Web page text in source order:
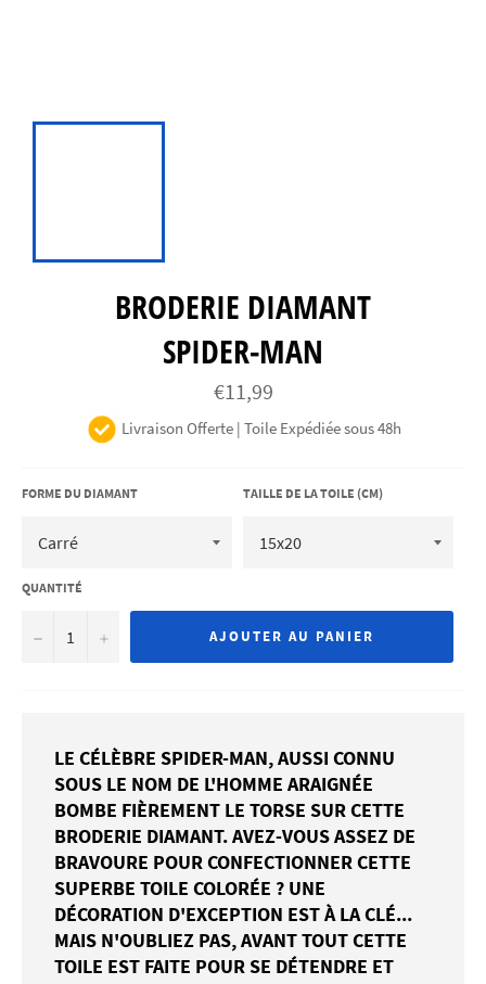
BRODERIE DIAMANT
SPIDER-MAN
Prix
régulier
€11,99
Livraison Offerte | Toile Expédiée sous 48h
FORME DU DIAMANT TAILLE DE LA TOILE (CM)
QUANTITÉ
− + AJOUTER AU PANIER
LE CÉLÈBRE SPIDER-MAN, AUSSI CONNU
SOUS LE NOM DE L'HOMME ARAIGNÉE
BOMBE FIÈREMENT LE TORSE SUR CETTE
BRODERIE DIAMANT. AVEZ-VOUS ASSEZ DE
BRAVOURE POUR CONFECTIONNER CETTE
SUPERBE TOILE COLORÉE ? UNE
DÉCORATION D'EXCEPTION EST À LA CLÉ...
MAIS N'OUBLIEZ PAS, AVANT TOUT CETTE
TOILE EST FAITE POUR SE DÉTENDRE ET